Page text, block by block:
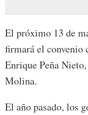
El próximo 13 de
firmará el convenio
Enrique Peña
Molina.
El año pasado, los